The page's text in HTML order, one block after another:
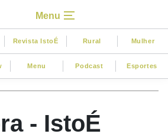
Menu
Revista IstoÉ Rural Mulher
Menu Podcast Esportes
- IstoÉ